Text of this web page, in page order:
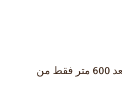
"يقع فندق Riyad Zen Oasis في قلب مدينة الصويرة، ويتمتع بموقع مثالي على بعد 600 متر فقط من